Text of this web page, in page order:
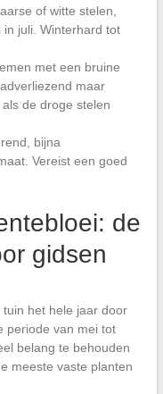
of witte stelen,
juli. Winterhard tot
met een bruine
maar
de droge stelen
bijna
Vereist een goed
de
gidsen
het hele jaar door
periode van mei tot
belang te behouden
meeste vaste planten